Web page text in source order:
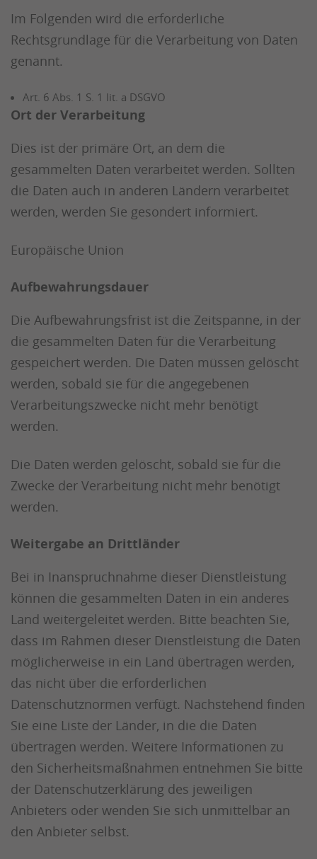
Im Folgenden wird die erforderliche
Rechtsgrundlage für die Verarbeitung von Daten
genannt.
Art. 6 Abs. 1 S. 1 lit. a DSGVO
Ort der Verarbeitung
Dies ist der primäre Ort, an dem die
gesammelten Daten verarbeitet werden. Sollten
die Daten auch in anderen Ländern verarbeitet
werden, werden Sie gesondert informiert.
Europäische Union
Aufbewahrungsdauer
Die Aufbewahrungsfrist ist die Zeitspanne, in der
die gesammelten Daten für die Verarbeitung
gespeichert werden. Die Daten müssen gelöscht
werden, sobald sie für die angegebenen
Verarbeitungszwecke nicht mehr benötigt
werden.
Die Daten werden gelöscht, sobald sie für die
Zwecke der Verarbeitung nicht mehr benötigt
werden.
Weitergabe an Drittländer
Bei in Inanspruchnahme dieser Dienstleistung
können die gesammelten Daten in ein anderes
Land weitergeleitet werden. Bitte beachten Sie,
dass im Rahmen dieser Dienstleistung die Daten
möglicherweise in ein Land übertragen werden,
das nicht über die erforderlichen
Datenschutznormen verfügt. Nachstehend finden
Sie eine Liste der Länder, in die die Daten
übertragen werden. Weitere Informationen zu
den Sicherheitsmaßnahmen entnehmen Sie bitte
der Datenschutzerklärung des jeweiligen
Anbieters oder wenden Sie sich unmittelbar an
den Anbieter selbst.